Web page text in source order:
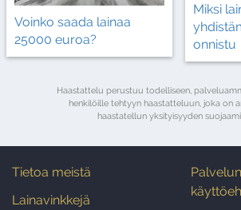
Voinko saada lainaa
25000 euroa?
Miksi
onnistu
Haastattelu perustuu todelliseen,
henkilöille tehtyyn haastatteluun, joka on
haastatellun yksityisyyden
Tietoa meistä
Lainavinkkejä